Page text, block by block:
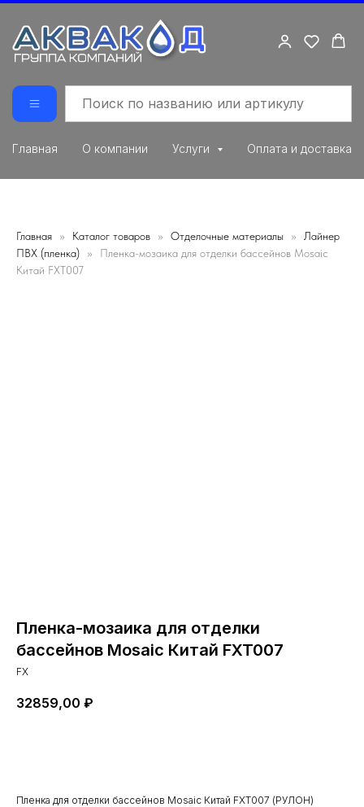
Главная О компании Услуги Оплата и доставка
Главная Каталог товаров Отделочные материалы
Лайнер
ПВХ (пленка)
Пленка-мозаика для отделки бассейнов Mosaic
Китай FXT007
Пленка-мозаика для отделки
бассейнов Mosaic Китай FXT007
FX
32859,00 ₽
Пленка для отделки бассейнов Mosaic Китай FXT007 (РУЛОН)